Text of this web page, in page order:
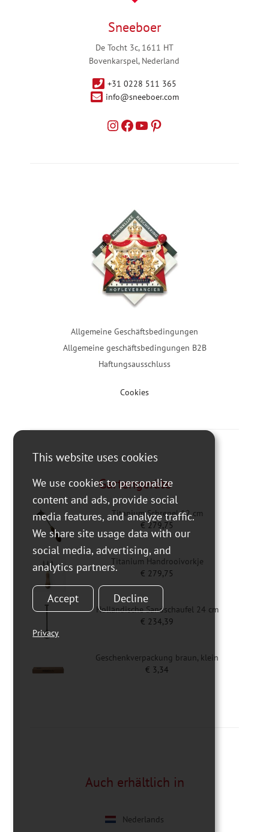
Sneeboer
De Tocht 3c, 1611 HT
Bovenkarspel, Nederland
+31 0228 511 365
info@sneeboer.com
Allgemeine Geschäftsbedingungen
Allgemeine geschäftsbedingungen B2B
Haftungsausschluss
Cookies
Gartengeräte
Titanium Schrepel 12 cm
€ 279,75
Titanium Handrooivorkje
€ 279,75
Holländische Sandschaufel 24 cm
€ 234,39
Geschenkverpackung braun, klein
€ 3,34
Auch erhältlich in
Nederlands
This website uses cookies
We use cookies to personalize
content and ads, provide social
media features, and analyze traffic.
We share site usage data with our
social media, advertising, and
analytics partners.
Accept Decline
Privacy